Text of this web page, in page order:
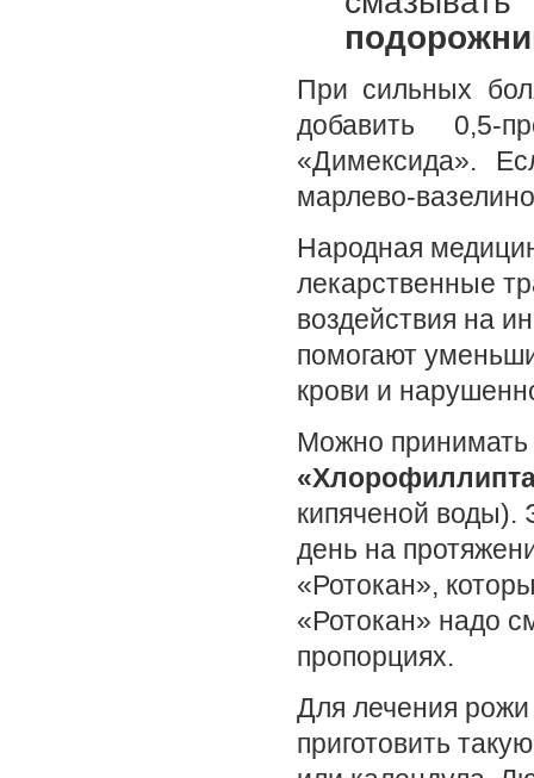
При сильных
добавить 0,5-
«Димексида».
марлево-
Народная
лекарственные
воздействия на
помогают
крови и
Можно
кипяченой воды).
день на
«Ротокан»,
«Ротокан» надо
пропорциях.
Для лечения
приготовить